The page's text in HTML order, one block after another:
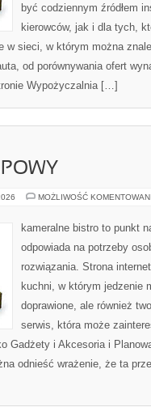
być codziennym źródłem
kierowców, jak i dla tych,
w sieci, w którym można
od porównywania ofert
Wypożyczalnia […]
MOŻLIWOŚĆ
kameralne bistro to punkt
odpowiada na potrzeby
rozwiązania. Strona
kuchni, w którym jedzenie
doprawione, ale również
serwis, która może
Gadżety i Akcesoria i
odnieść wrażenie, że ta